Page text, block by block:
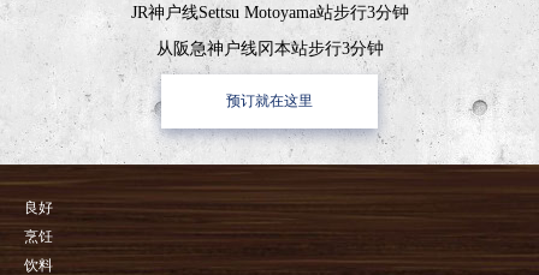
JR神户线Settsu Motoyama站步行3分钟
从阪急神户线冈本站步行3分钟
预订就在这里
良好
烹饪
饮料